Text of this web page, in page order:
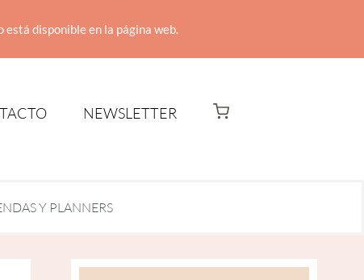
disponible en la página web.
NEWSLETTER
Y PLANNERS